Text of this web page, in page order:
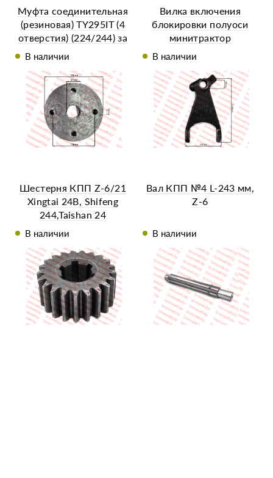
Муфта соединительная
(резиновая) TY295IT (4
отверстия) (224/244) за
В наличии
Вилка включения
блокировки полуоси
минитрактор
В наличии
Шестерня КПП Z-6/21
Xingtai 24B, Shifeng
244,Taishan 24
В наличии
Вал КПП №4 L-243 мм,
Z-6
В наличии